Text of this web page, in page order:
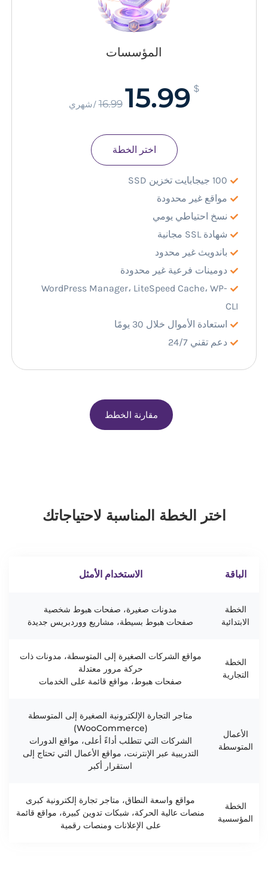
المؤسسات
$
15.99
16.99 /شهري
100 جيجابايت تخزين SSD
مواقع غير محدودة
نسخ احتياطي يومي
شهادة SSL مجانية
باندويث غير محدود
دومينات فرعية غير محدودة
WordPress Manager، LiteSpeed Cache، WP-
CLI
استعادة الأموال خلال 30 يومًا
دعم تقني 24/7
اختر الخطة
مقارنة الخطط
اختر الخطة المناسبة لاحتياجاتك
الباقة الاستخدام الأمثل
الخطة
الابتدائية
مدونات صغيرة، صفحات هبوط شخصية
صفحات هبوط بسيطة، مشاريع ووردبريس جديدة
الخطة
التجارية
مواقع الشركات الصغيرة إلى المتوسطة، مدونات ذات
حركة مرور معتدلة
صفحات هبوط، مواقع قائمة على الخدمات
الأعمال
المتوسطة
متاجر التجارة الإلكترونية الصغيرة إلى المتوسطة
(WooCommerce)
الشركات التي تتطلب أداءً أعلى، مواقع الدورات
التدريبية عبر الإنترنت، مواقع الأعمال التي تحتاج إلى
استقرار أكبر
الخطة
المؤسسية
مواقع واسعة النطاق، متاجر تجارة إلكترونية كبرى
منصات عالية الحركة، شبكات تدوين كبيرة، مواقع قائمة
على الإعلانات ومنصات رقمية